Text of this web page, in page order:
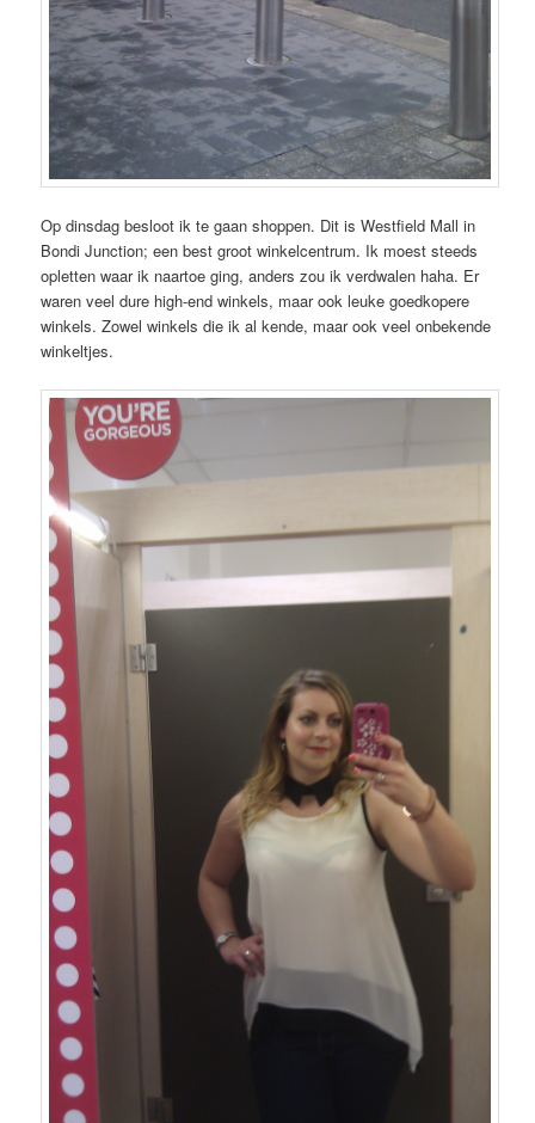
Op dinsdag besloot ik te gaan shoppen. Dit is Westfield Mall in
Bondi Junction; een best groot winkelcentrum. Ik moest steeds
opletten waar ik naartoe ging, anders zou ik verdwalen haha. Er
waren veel dure high-end winkels, maar ook leuke goedkopere
winkels. Zowel winkels die ik al kende, maar ook veel onbekende
winkeltjes.